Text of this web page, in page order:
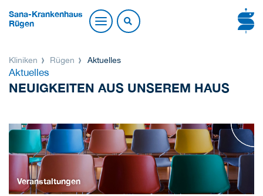
Sana-Krankenhaus
Rügen
Kliniken Rügen Aktuelles
Aktuelles
NEUIGKEITEN AUS UNSEREM HAUS
Veranstaltungen